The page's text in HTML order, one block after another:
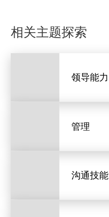
相关主题探索
领导能力
管理
沟通技能